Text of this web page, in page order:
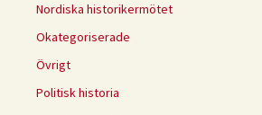
Nordiska historikermötet
Okategoriserade
Övrigt
Politisk historia